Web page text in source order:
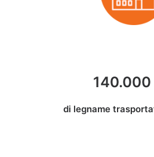
140.000
di legname